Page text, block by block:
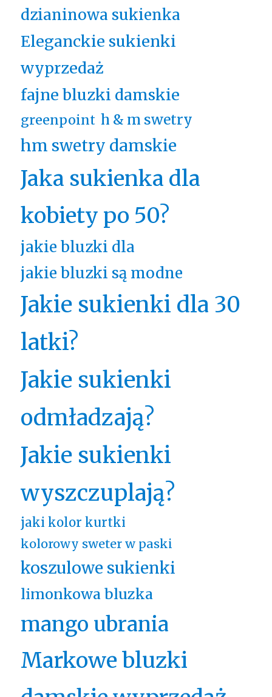
dzianinowa sukienka
Eleganckie sukienki
wyprzedaż
fajne bluzki damskie
greenpoint h & m swetry
hm swetry damskie
Jaka sukienka dla
kobiety po 50?
jakie bluzki dla
jakie bluzki są modne
Jakie sukienki dla 30
latki?
Jakie sukienki
odmładzają?
Jakie sukienki
wyszczuplają?
jaki kolor kurtki
kolorowy sweter w paski
koszulowe sukienki
limonkowa bluzka
mango ubrania
Markowe bluzki